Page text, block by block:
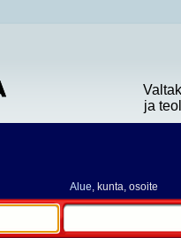
ja
Alue, kunta, osoite